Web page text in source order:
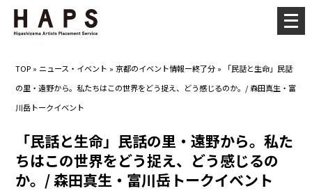
TOP » ニュース・イベント »京都のイベント情報ー終了分 »
「民話と生命」民話
の里・遠野から。私たちはこの世界をどう捉え、どう感じるのか。/ 森田真生・富
川岳トークイベント
「民話と生命」民話の里・遠野から。私た
ちはこの世界をどう捉え、どう感じるの
か。/ 森田真生・富川岳トークイベント
メ
ニ
ー
を
く